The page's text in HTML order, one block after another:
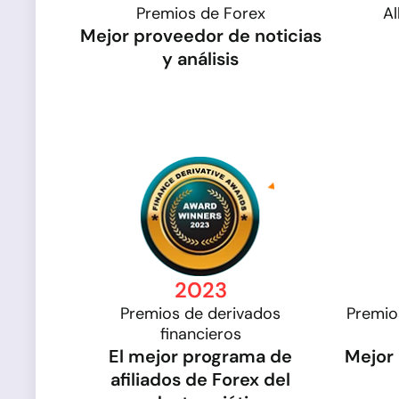
Premios de Forex
Mejor proveedor de noticias
y análisis
2023
Premios de derivados
financieros
El mejor programa de
afiliados de Forex del
Mejor